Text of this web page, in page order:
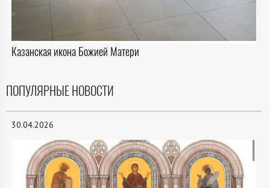
Казанская икона Божией Матери
ПОПУЛЯРНЫЕ НОВОСТИ
30.04.2026